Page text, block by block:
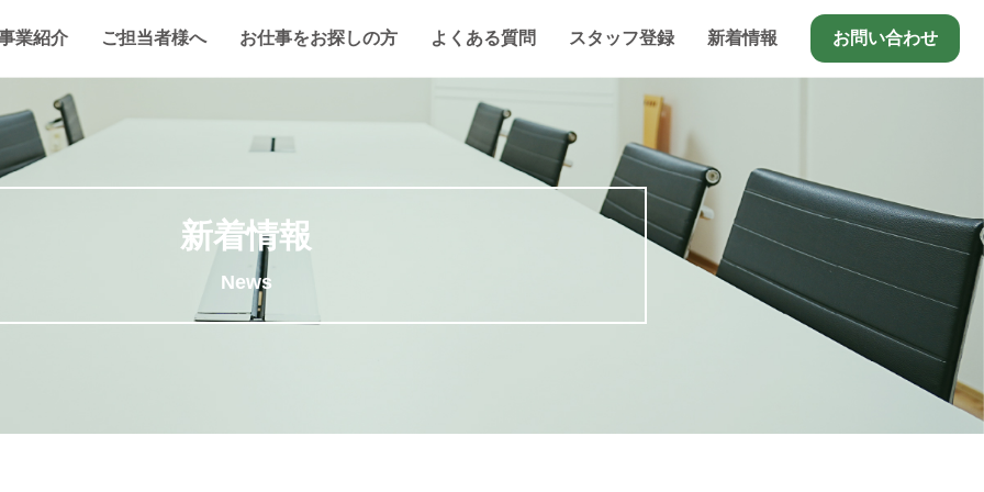
業紹介 ご担当者様へ お仕事をお探しの方 よくある質問 スタッフ登録 新着情報 お問い合わせ
新着情報
News